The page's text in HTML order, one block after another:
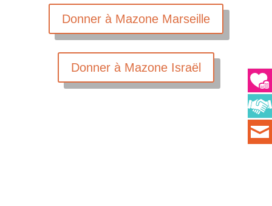
Donner à Mazone Marseille
Donner à Mazone Israël